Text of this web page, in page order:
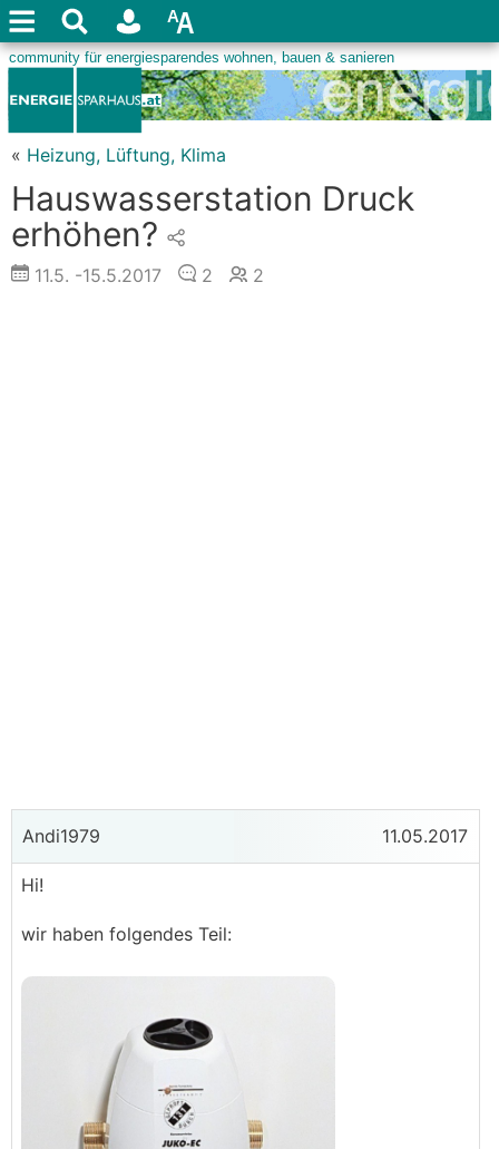
« Heizung, Lüftung, Klima
Hauswasserstation Druck
erhöhen?
11.5. -15.5.2017 2 2
Andi1979 11.05.2017
Hi!
wir haben folgendes Teil: